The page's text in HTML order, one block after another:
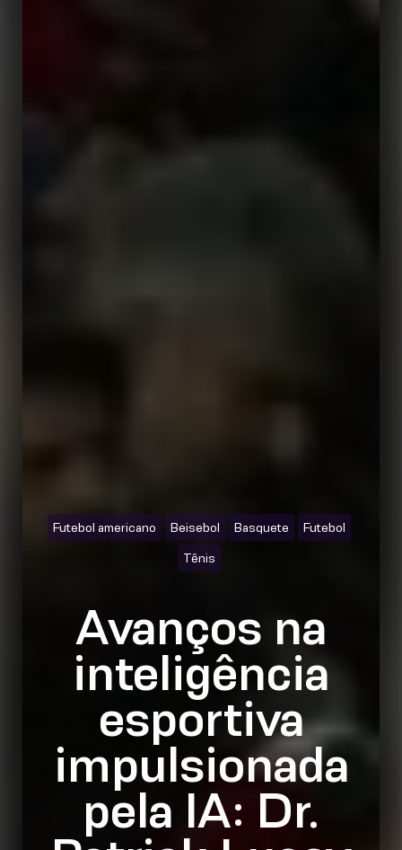
Futebol americano Beisebol Basquete Futebol
Tênis
Avanços na
inteligência
esportiva
impulsionada
pela IA: Dr.